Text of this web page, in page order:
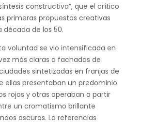
constructiva”, que el crítico
primeras propuestas creativas
década de los 50.
voluntad se vio intensificada en
más claras a fachadas de
sintetizadas en franjas de
ellas presentaban un predominio
rojos y otras operaban a partir
un cromatismo brillante
oscuros. La referencias